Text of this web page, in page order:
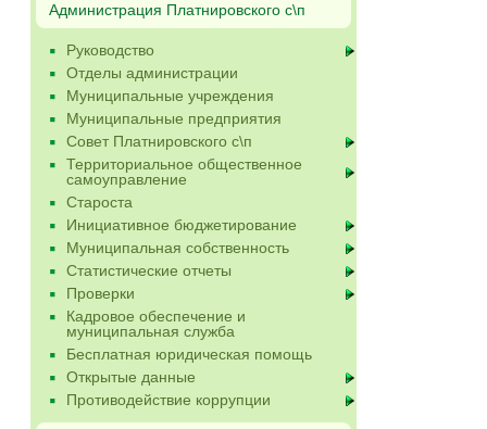
Администрация Платнировского с\п
Руководство
Отделы администрации
Муниципальные учреждения
Муниципальные предприятия
Совет Платнировского с\п
Территориальное общественное
самоуправление
Староста
Инициативное бюджетирование
Муниципальная собственность
Статистические отчеты
Проверки
Кадровое обеспечение и
муниципальная служба
Бесплатная юридическая помощь
Открытые данные
Противодействие коррупции